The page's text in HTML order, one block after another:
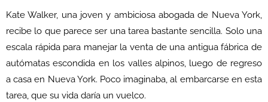
Kate Walker, una joven y ambiciosa abogada de Nueva York,
recibe lo que parece ser una tarea bastante sencilla. Solo una
escala rápida para manejar la venta de una antigua fábrica de
autómatas escondida en los valles alpinos, luego de regreso
a casa en Nueva York. Poco imaginaba, al embarcarse en esta
tarea, que su vida daría un vuelco.